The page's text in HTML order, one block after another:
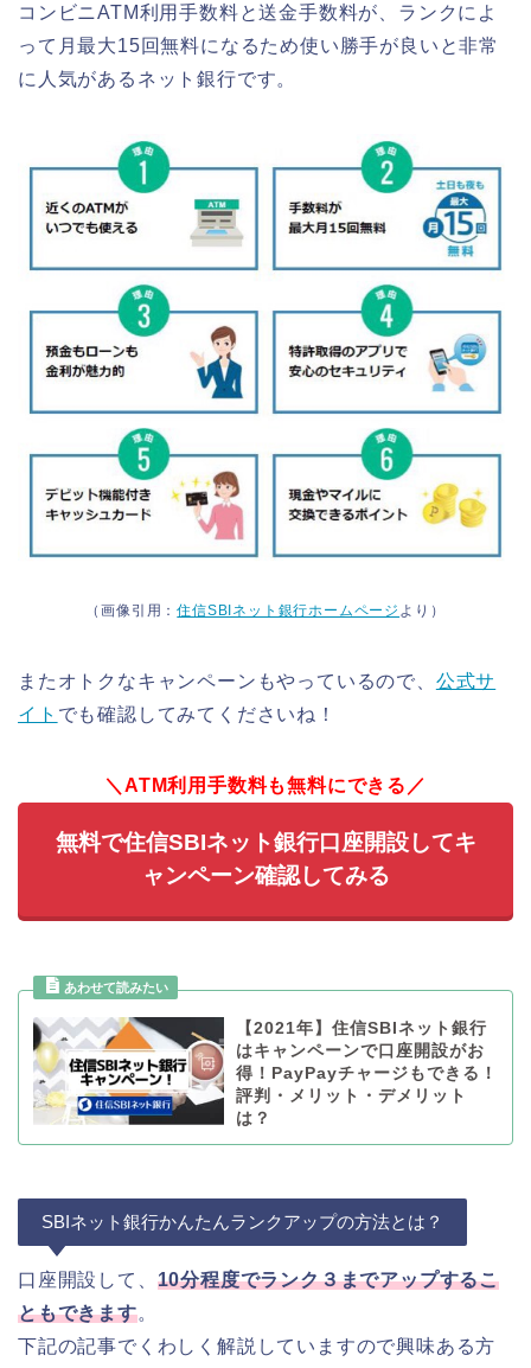
コンビニATM利用手数料と送金手数料が、ランクによ
って月最大15回無料になるため使い勝手が良いと非常
に人気があるネット銀行です。
（画像引用：住信SBIネット銀行ホームページ より）
またオトクなキャンペーンもやっているので、 公式サ
イト でも確認してみてくださいね！
＼ATM利用手数料も無料にできる／
無料で住信SBIネット銀行口座開設してキ
ャンペーン確認してみる
【2021年】住信SBIネット銀行
はキャンペーンで口座開設がお
得！PayPayチャージもできる！
評判・メリット・デメリット
は？
SBIネット銀行かんたんランクアップの方法とは？
口座開設して、 10分程度でランク３までアップするこ
ともできます。
下記の記事でくわしく解説していますので興味ある方